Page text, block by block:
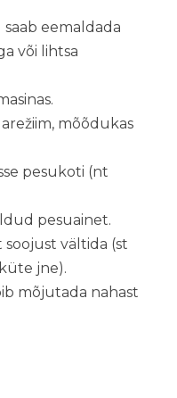
eemaldada
või lihtsa
mõõdukas
pesukoti (nt
pesuainet.
soojust vältida (st
jne).
mõjutada nahast